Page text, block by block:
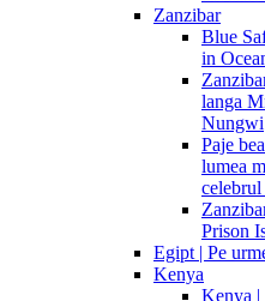
Zanzibar
Blue
in
langa
Nungwi
Paje
lumea
Prison
Egipt | Pe
Kenya
Kenya |